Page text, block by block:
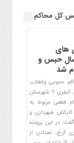
کل محاکم
های
کرج به ۵ سال حبس و
عمومی وانقلاب
کرج و سرپرست دادگاه های کیفری 2 شهرستان
قطعی مربوط به
شهرداری و
در این پرونده
کرج، تعدادی از